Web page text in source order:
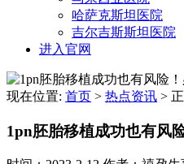
哈萨克斯坦医院
吉尔吉斯斯坦医院
进入官网
现在位置: 首页 > 热点资讯 >
1pn胚胎移植成功也有风